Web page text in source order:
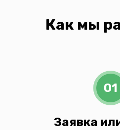
Как мы
01
Заявка